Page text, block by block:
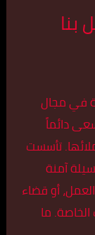
في مجال
دائماً
تأسست
آمنة
أو قضاء
ما